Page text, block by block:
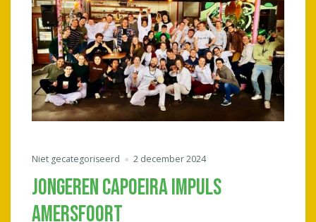
Niet gecategoriseerd 2 december 2024
JONGEREN CAPOEIRA IMPULS
AMERSFOORT